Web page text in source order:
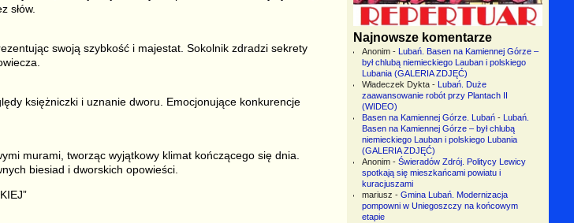
słów.
swoją szybkość i majestat. Sokolnik zdradzi sekrety
księżniczki i uznanie dworu. Emocjonujące konkurencje
murami, tworząc wyjątkowy klimat kończącego się dnia.
biesiad i dworskich opowieści.
Najnowsze komentarze
Anonim-
Lubań. Basen na Kamiennej Górze –
był chlubą niemieckiego Lauban i polskiego
Lubania (GALERIA ZDJĘĆ)
Władeczek Dykta-
Lubań. Duże
zaawansowanie robót przy Plantach II
(WIDEO)
Basen na Kamiennej Górze. Lubań-
Lubań.
Basen na Kamiennej Górze – był chlubą
niemieckiego Lauban i polskiego Lubania
(GALERIA ZDJĘĆ)
Anonim- Świeradów Zdrój. Politycy Lewicy
spotkają się mieszkańcami powiatu i
kuracjuszami
mariusz - Gmina Lubań. Modernizacja
pompowni w Uniegoszczy na końcowym
etapie